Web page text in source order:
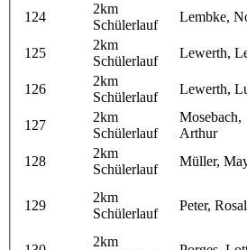
124
2km
Schülerlauf
Lembke,
125
2km
Schülerlauf
Lewerth,
126
2km
Schülerlauf
Lewerth,
127
2km
Schülerlauf
Mosebach,
Arthur
128
2km
Schülerlauf
Müller,
129
2km
Schülerlauf
Peter,
2km